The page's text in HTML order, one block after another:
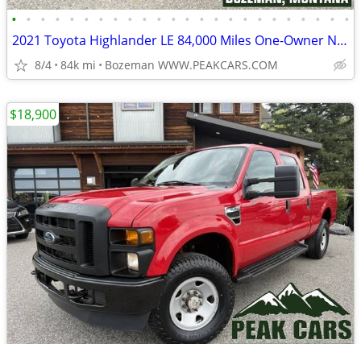
• • • • • • • • • • • • • • • • • • • • • • • •
2021 Toyota Highlander LE 84,000 Miles One-Owner Nevada Car
8/4 84k mi Bozeman WWW.PEAKCARS.COM
$18,900